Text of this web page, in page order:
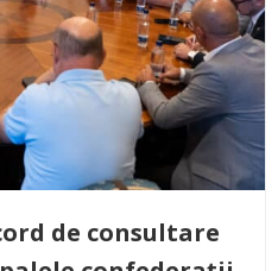
de consultare